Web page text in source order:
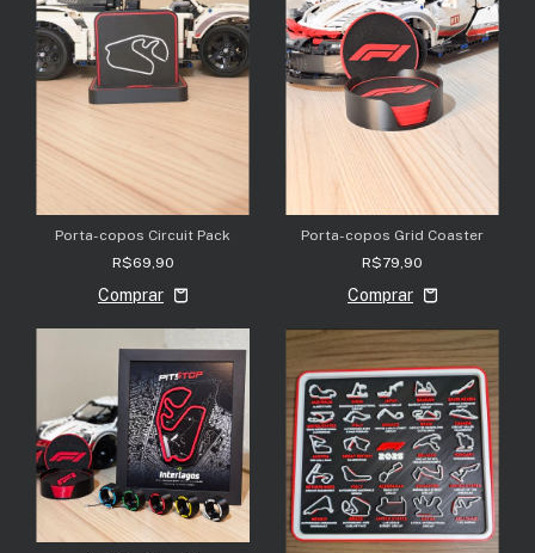
Porta-copos Circuit Pack
R$69,90
Porta-copos Grid Coaster
R$79,90